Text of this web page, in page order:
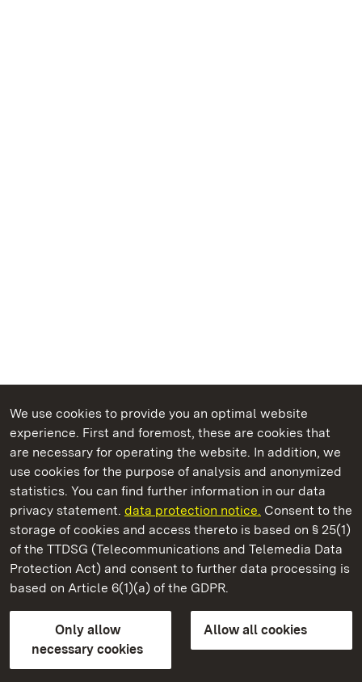
We use cookies to provide you an optimal website
experience. First and foremost, these are cookies that
are necessary for operating the website. In addition, we
use cookies for the purpose of analysis and anonymized
statistics. You can find further information in our data
privacy statement. data protection notice. Consent to the
storage of cookies and access thereto is based on § 25(1)
of the TTDSG (Telecommunications and Telemedia Data
Protection Act) and consent to further data processing is
based on Article 6(1)(a) of the GDPR.
Only allow
necessary cookies
Allow all cookies
State Palaces and Gardens of Baden-Wuerttemberg
Maulbronn Monastery
State Palaces and Gardens of Baden-Wuerttemberg
Contact usFAQMasthead
Declaration on barrier-free access